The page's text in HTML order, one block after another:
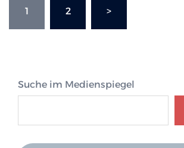
der
Beiträge
1 2 >
Suche im Medienspiegel